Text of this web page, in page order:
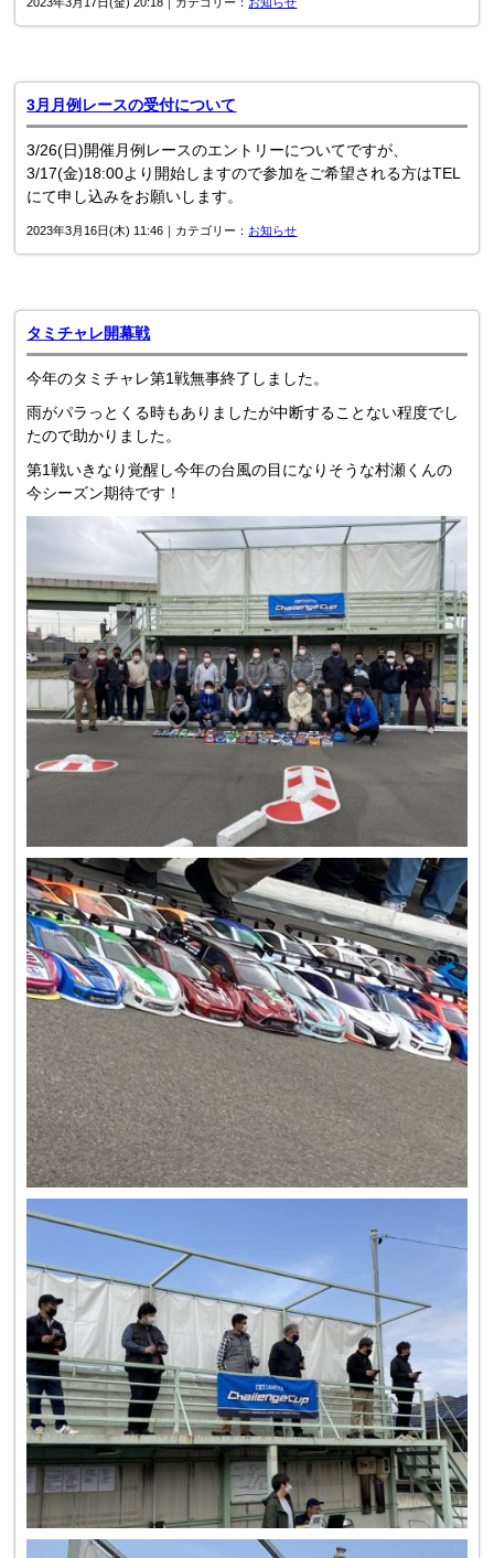
2023年3月17日(金) 20:18｜カテゴリー： お知らせ
3月月例レースの受付について
3/26(日)開催月例レースのエントリーについてですが、
3/17(金)18:00より開始しますので参加をご希望される方はTEL
にて申し込みをお願いします。
2023年3月16日(木) 11:46｜カテゴリー： お知らせ
タミチャレ開幕戦
今年のタミチャレ第1戦無事終了しました。
雨がパラっとくる時もありましたが中断することない程度でし
たので助かりました。
第1戦いきなり覚醒し今年の台風の目になりそうな村瀬くんの
今シーズン期待です！